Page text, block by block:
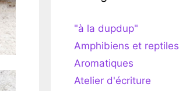
"à la dupdup"
Amphibiens et reptiles
Aromatiques
Atelier d'écriture